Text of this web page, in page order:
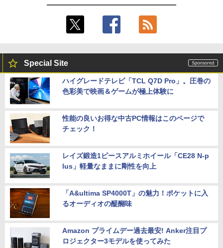
Special Site
ハイグレードテレビ「TCL Q7D Pro」。圧巻の
色彩美で映画＆ゲームが極上体験に
性能の良いお得な中古PC情報はこのページで
チェック！
レイズ鍛造1ピースアルミホイール「CE28 N-p
lus」軽量なままに剛性を向上
「A&ultima SP4000T」の魅力！ポケットに入
るオーディオの醍醐味
Amazon プライムデー過去最安! Anker注目プ
ロジェクター3モデルを使ってみた